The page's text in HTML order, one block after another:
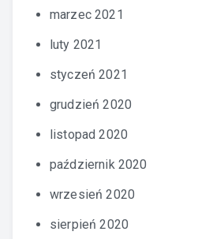
marzec 2021
luty 2021
styczeń 2021
grudzień 2020
listopad 2020
październik 2020
wrzesień 2020
sierpień 2020